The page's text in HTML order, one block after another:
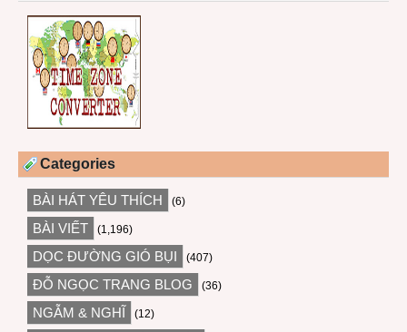
Categories
BÀI HÁT YÊU THÍCH (6)
BÀI VIẾT (1,196)
DỌC ĐƯỜNG GIÓ BỤI (407)
ĐỖ NGỌC TRANG BLOG (36)
NGẪM & NGHĨ (12)